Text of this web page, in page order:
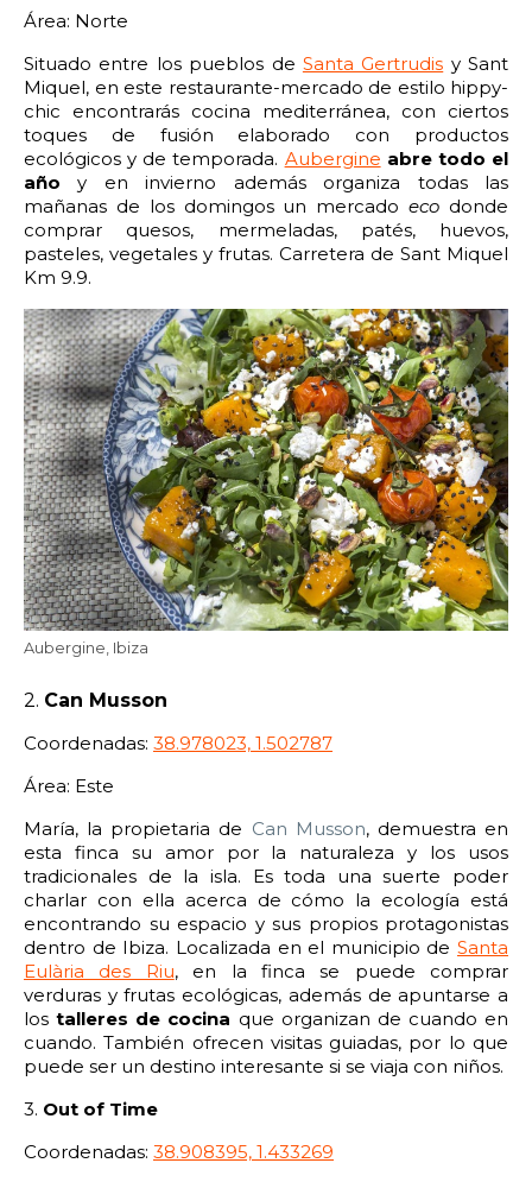
Área: Norte
Situado entre los pueblos de Santa Gertrudis y Sant
Miquel, en este restaurante-mercado de estilo hippy-
chic encontrarás cocina mediterránea, con ciertos
toques de fusión elaborado con productos
ecológicos y de temporada. Aubergine abre todo el
año y en invierno además organiza todas las
mañanas de los domingos un mercadoeco donde
comprar quesos, mermeladas, patés, huevos,
pasteles, vegetales y frutas. Carretera de Sant Miquel
Km 9.9.
Aubergine, Ibiza
2. Can Musson
Coordenadas: 38.978023, 1.502787
Área: Este
María, la propietaria de Can Musson, demuestra en
esta finca su amor por la naturaleza y los usos
tradicionales de la isla. Es toda una suerte poder
charlar con ella acerca de cómo la ecología está
encontrando su espacio y sus propios protagonistas
dentro de Ibiza. Localizada en el municipio de Santa
Eulària des Riu, en la finca se puede comprar
verduras y frutas ecológicas, además de apuntarse a
lostalleres de cocina que organizan de cuando en
cuando. También ofrecen visitas guiadas, por lo que
puede ser un destino interesante si se viaja con niños.
3. Out of Time
Coordenadas: 38.908395, 1.433269
8:00 8:30 9:00 9:30
10:00 10:30 11:00 11:30
12:00 12:30 13:00 13:30
14:00 14:30 15:00 15:30
16:00 16:30 17:00 17:30
18:00 18:30 19:00 19:30
20:00 20:30 21:00 21:30
22:00 22:30 23:00 23:30
Edad:
Promo code: